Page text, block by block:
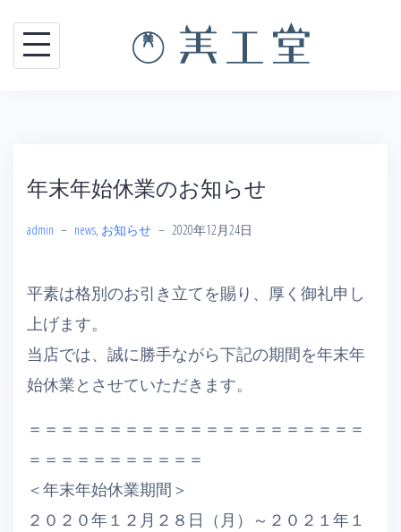
content
年末年始休業のお知らせ
admin – news, お知らせ – 2020年12月24日
平素は格別のお引き立てを賜り、厚く御礼申し
上げます。
当店では、誠に勝手ながら下記の期間を年末年
始休業とさせていただきます。
＝＝＝＝＝＝＝＝＝＝＝＝＝＝＝＝＝＝＝＝＝
＝＝＝＝＝＝＝＝＝＝＝
＜年末年始休業期間＞
２０２０年１２月２８日（月）～２０２１年１